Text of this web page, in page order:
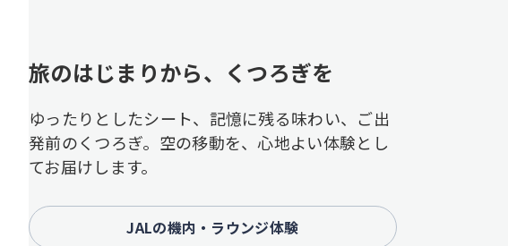
旅のはじまりから、くつろぎを
ゆったりとしたシート、記憶に残る味わい、ご出
発前のくつろぎ。空の移動を、心地よい体験とし
てお届けします。
JALの機内・ラウンジ体験